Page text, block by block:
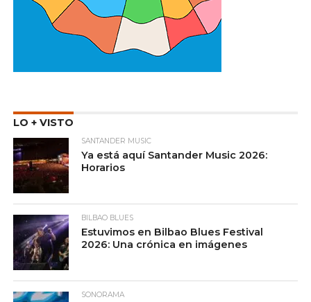
LO + VISTO
SANTANDER MUSIC
Ya está aquí Santander Music 2026:
Horarios
BILBAO BLUES
Estuvimos en Bilbao Blues Festival
2026: Una crónica en imágenes
SONORAMA